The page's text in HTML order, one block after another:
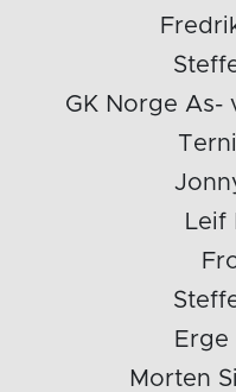
GK Norge As-
Leif
Erge
Morten